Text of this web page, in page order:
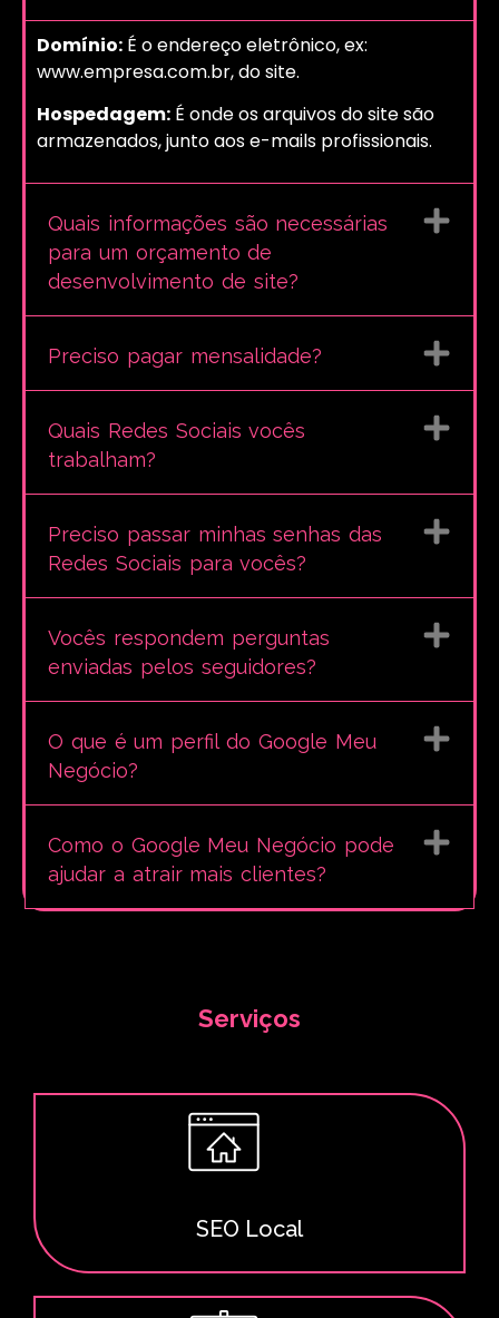
Domínio: É o endereço eletrônico, ex:
www.empresa.com.br, do site.
Hospedagem: É onde os arquivos do site são
armazenados, junto aos e-mails profissionais.
Quais informações são necessárias
para um orçamento de
desenvolvimento de site?
Preciso pagar mensalidade?
Quais Redes Sociais vocês
trabalham?
Preciso passar minhas senhas das
Redes Sociais para vocês?
Vocês respondem perguntas
enviadas pelos seguidores?
O que é um perfil do Google Meu
Negócio?
Como o Google Meu Negócio pode
ajudar a atrair mais clientes?
Serviços
SEO Local